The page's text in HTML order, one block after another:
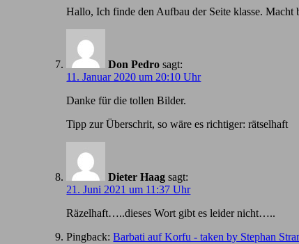
Hallo, Ich finde den Aufbau der Seite klasse. Macht
Don Pedro sagt:
11. Januar 2020 um 20:10 Uhr
Danke für die tollen Bilder.
Tipp zur Überschrit, so wäre es richtiger: rätselhaft
Dieter Haag sagt:
21. Juni 2021 um 11:37 Uhr
Räzelhaft…..dieses Wort gibt es leider nicht…..
Pingback:Barbati auf Korfu - taken by Stephan